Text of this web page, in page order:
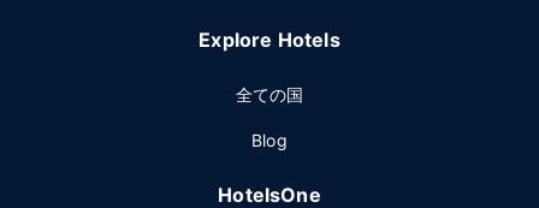
Explore Hotels
全ての国
Blog
HotelsOne